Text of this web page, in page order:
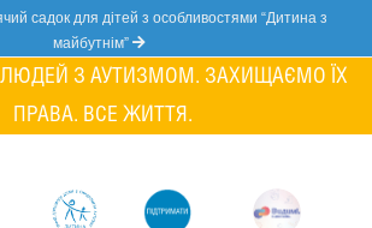
садок для дітей з особливостями “Дитина з
майбутнім”
ЛЮДЕЙ З АУТИЗМОМ. ЗАХИЩАЄМО ЇХ
ПРАВА. ВСЕ ЖИТТЯ.